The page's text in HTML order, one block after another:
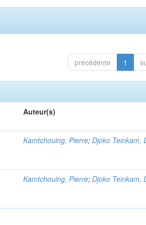
précédente 1
Auteur(s)
Kamtchouing, Pierre;Djoko Teinkam,
Kamtchouing, Pierre;Djoko Teinkam,